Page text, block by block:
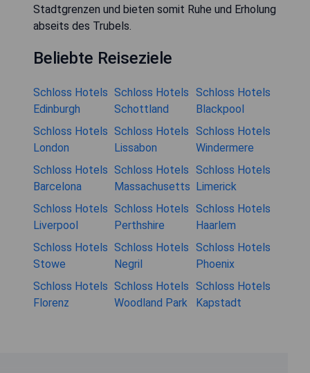
Stadtgrenzen und bieten somit Ruhe und Erholung
abseits des Trubels.
Beliebte Reiseziele
Schloss Hotels
Edinburgh
Schloss Hotels
Schottland
Schloss Hotels
Blackpool
Schloss Hotels
London
Schloss Hotels
Lissabon
Schloss Hotels
Windermere
Schloss Hotels
Barcelona
Schloss Hotels
Massachusetts
Schloss Hotels
Limerick
Schloss Hotels
Liverpool
Schloss Hotels
Perthshire
Schloss Hotels
Haarlem
Schloss Hotels
Stowe
Schloss Hotels
Negril
Schloss Hotels
Phoenix
Schloss Hotels
Florenz
Schloss Hotels
Woodland Park
Schloss Hotels
Kapstadt